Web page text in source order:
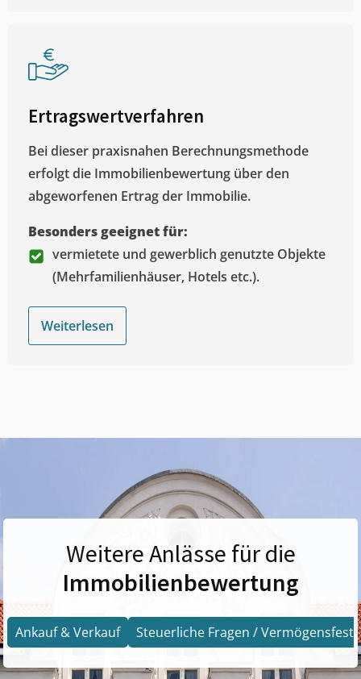
Ertragswertverfahren
Bei dieser praxisnahen Berechnungsmethode
erfolgt die Immobilienbewertung über den
abgeworfenen Ertrag der Immobilie.
Besonders geeignet für:
vermietete und gewerblich genutzte Objekte
(Mehrfamilienhäuser, Hotels etc.).
Weiterlesen
Weitere Anlässe für die
Immobilienbewertung
Ankauf & Verkauf Steuerliche Fragen /